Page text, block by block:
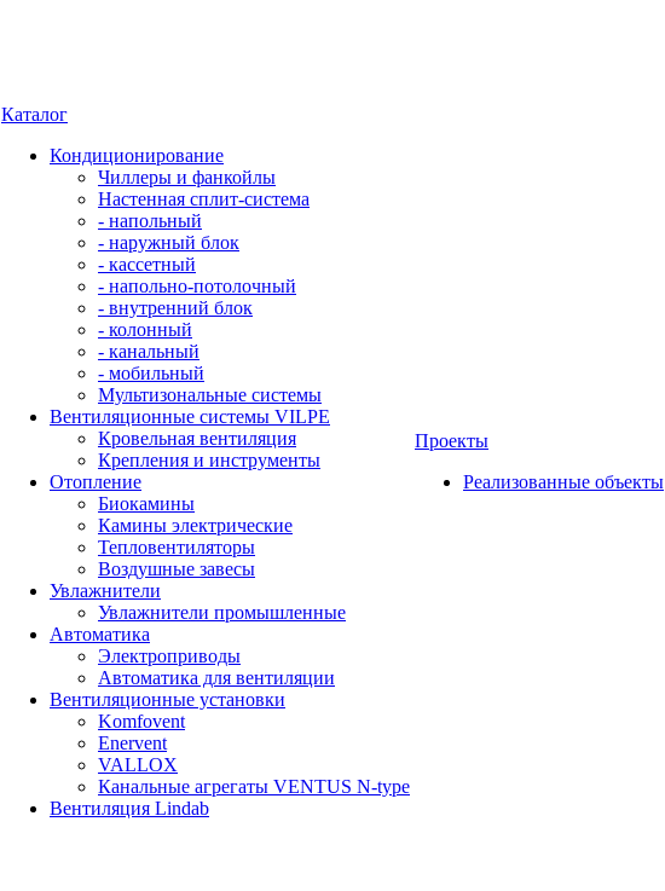
Каталог
Кондиционирование
Чиллеры и фанкойлы
Настенная сплит-система
- напольный
- наружный блок
- кассетный
- напольно-потолочный
- внутренний блок
- колонный
- канальный
- мобильный
Мультизональные системы
Вентиляционные системы VILPE
Кровельная вентиляция
Крепления и инструменты
Отопление
Биокамины
Камины электрические
Тепловентиляторы
Воздушные завесы
Увлажнители
Увлажнители промышленные
Автоматика
Электроприводы
Автоматика для вентиляции
Вентиляционные установки
Komfovent
Enervent
VALLOX
Канальные агрегаты VENTUS N-type
Вентиляция Lindab
Проекты
Реализованные объекты